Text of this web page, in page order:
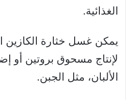
الغذائية.
يمكن غسل خثارة الكازين
لإنتاج مسحوق بروتين أو
الألبان، مثل الجبن.